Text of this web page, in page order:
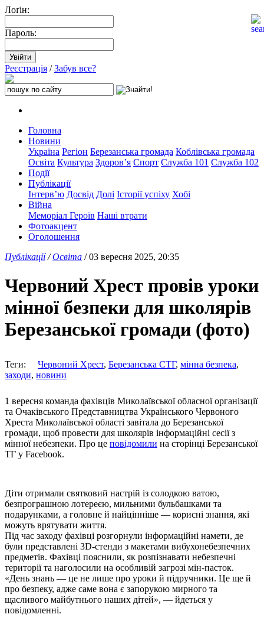
Лоґін:
Пароль:
Реєстрація /Забув все?
Головна
Новини
Україна Регіон Березанська громада Коблівська громада
Освіта Культура Здоров’я Спорт Служба 101 Служба 102
Події
Публікації
Інтерв’ю Досвід Долі Історії успіху Хобі
Війна
Меморіал Героїв Наші втрати
Фотоакцент
Оголошення
Публікації/Освіта / 03 вересня 2025, 20:35
Червоний Хрест провів уроки
мінної безпеки для школярів
Березанської громади (фото)
Теги: Червоний Хрест, Березанська СТГ, мінна безпека,
заходи, новини
1 вересня команда фахівців Миколаївської обласної організації
та Очаківського Представництва Українського Червоного
Хреста Миколаївської області завітала до Березанської
громади, щоб провести для школярів інформаційні сесії з
мінної небезпеки. Про це повідомили на сторінці Березанської
ТГ у Facebook.
Діти отримали святковий настрій із солодкою ватою,
безпрограшною лотереєю, мильними бульбашками та
подарунками, а головне й найцінніше — корисні знання, які
можуть врятувати життя.
Під час заходу фахівці розгорнули інформаційні намети, де
були представлені 3D-стенди з макетами вибухонебезпечних
предметів. Фахівці пояснили, як розпізнавати небезпечні
території та наголосили на особливій загрозі мін-пасток.
«День знань — це не лише про уроки й підручники. Це ще й
про безпеку, адже саме вона є запорукою мирного та
щасливого майбутнього наших дітей», — йдеться у
повідомленні.